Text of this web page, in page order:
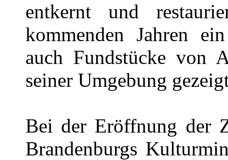
entkernt und
kommenden Jahren
auch Fundstücke von
seiner Umgebung
Bei der Eröffnung der
Brandenburgs